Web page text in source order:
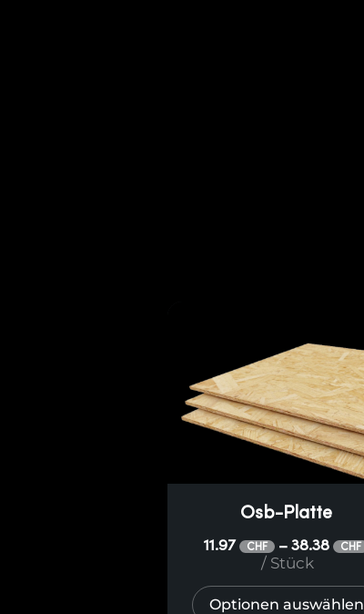
Osb-Platte
11.97 CHF – 38.38 CHF
/ Stück
Optionen auswählen